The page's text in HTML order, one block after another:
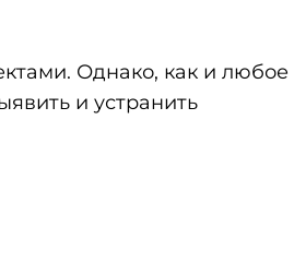
Однако, как и любое
и устранить